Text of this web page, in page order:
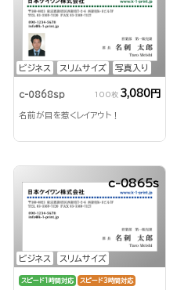
ビジネス スリムサイズ 写真入り
c-0868sp 100枚 3,080円
名前が目を惹くレイアウト！
ビジネス スリムサイズ
c-0865s
スピード1時間対応 スピード3時間対応